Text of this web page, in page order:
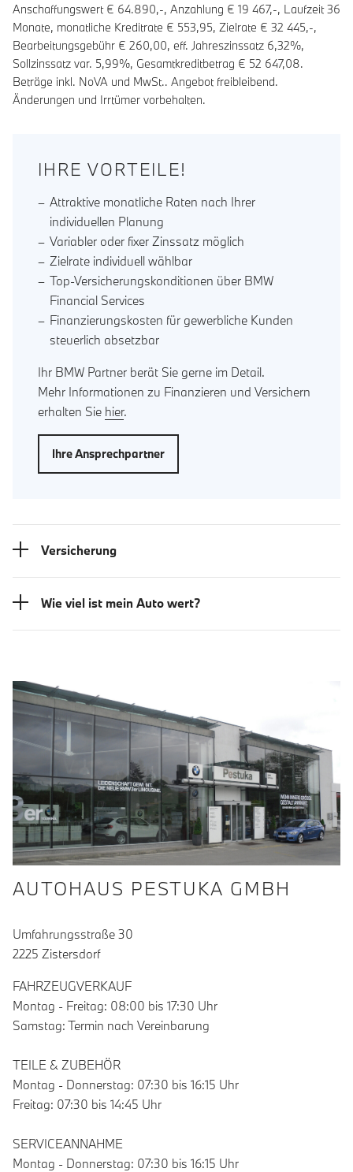
Anschaffungswert € 64.890,-, Anzahlung € 19 467,-, Laufzeit36
Monate, monatliche Kreditrate € 553,95, Zielrate € 32 445,-,
Bearbeitungsgebühr € 260,00, eff. Jahreszinssatz 6,32%,
Sollzinssatz var. 5,99%, Gesamtkreditbetrag € 52 647,08.
Beträge inkl. NoVA und MwSt.. Angebot freibleibend.
Änderungen und Irrtümer vorbehalten.
IHRE VORTEILE!
Attraktive monatliche Raten nach Ihrer
individuellen Planung
Variabler oder fixer Zinssatz möglich
Zielrate individuell wählbar
Top-Versicherungskonditionen über BMW
Financial Services
Finanzierungskosten für gewerbliche Kunden
steuerlich absetzbar
Ihr BMW Partner berät Sie gerne im Detail.
Mehr Informationen zu Finanzieren und Versichern
erhalten Sie hier.
Ihre Ansprechpartner
Versicherung
Wie viel ist mein Auto wert?
AUTOHAUS PESTUKA GMBH
Umfahrungsstraße 30
2225 Zistersdorf
FAHRZEUGVERKAUF
Montag - Freitag: 08:00 bis 17:30 Uhr
Samstag: Termin nach Vereinbarung
TEILE & ZUBEHÖR
Montag - Donnerstag: 07:30 bis 16:15 Uhr
Freitag: 07:30 bis 14:45 Uhr
SERVICEANNAHME
Montag - Donnerstag: 07:30 bis 16:15 Uhr